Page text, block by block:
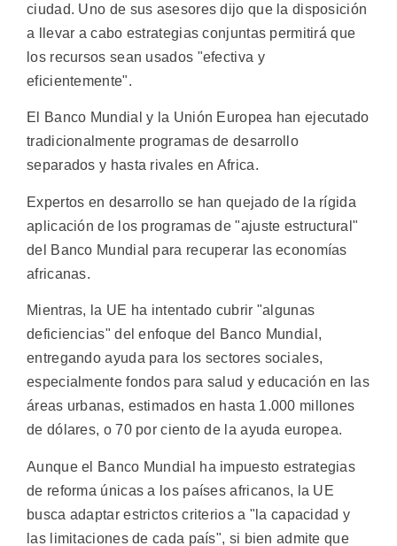
ciudad. Uno de sus asesores dijo que la disposición
a llevar a cabo estrategias conjuntas permitirá que
los recursos sean usados "efectiva y
eficientemente".
El Banco Mundial y la Unión Europea han ejecutado
tradicionalmente programas de desarrollo
separados y hasta rivales en Africa.
Expertos en desarrollo se han quejado de la rígida
aplicación de los programas de "ajuste estructural"
del Banco Mundial para recuperar las economías
africanas.
Mientras, la UE ha intentado cubrir "algunas
deficiencias" del enfoque del Banco Mundial,
entregando ayuda para los sectores sociales,
especialmente fondos para salud y educación en las
áreas urbanas, estimados en hasta 1.000 millones
de dólares, o 70 por ciento de la ayuda europea.
Aunque el Banco Mundial ha impuesto estrategias
de reforma únicas a los países africanos, la UE
busca adaptar estrictos criterios a "la capacidad y
las limitaciones de cada país", si bien admite que